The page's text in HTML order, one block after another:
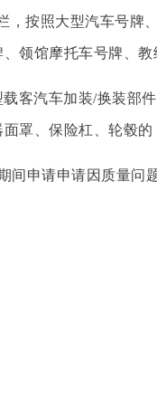
按照大型汽车号牌、
领馆摩托车号牌、
汽车加装/换装部件
罩、保险杠、轮毂
申请申请因质量问题